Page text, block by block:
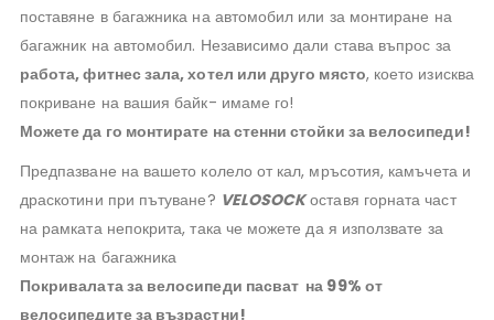
поставяне в багажника на автомобил или за монтиране на
багажник на автомобил. Независимо дали става въпрос за
работа, фитнес зала, хотел или друго място, което изисква
покриване на вашия байк- имаме го!
Можете да го монтирате на стенни стойки за велосипеди!
Предпазване на вашето колело от кал, мръсотия, камъчета и
драскотини при пътуване? VELOSOCKоставя горната част
на рамката непокрита, така че можете да я използвате за
монтаж на багажника
Покривалата за велосипеди пасват на 99% от
велосипедите за възрастни!